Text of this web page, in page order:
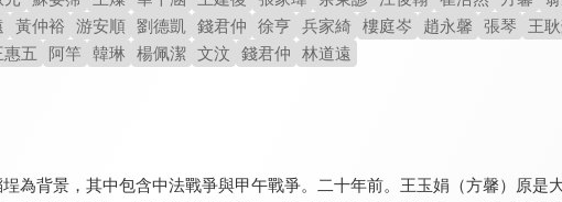
黃仲裕 游安順 劉德凱 錢君仲 徐亨 兵家綺 樓庭岑 趙永馨 張琴 王
惠五 阿竿 韓琳 楊佩潔 文汶 錢君仲 林道遠
為背景，其中包含中法戰爭與甲午戰爭。二十年前。王玉娟（方馨）原是